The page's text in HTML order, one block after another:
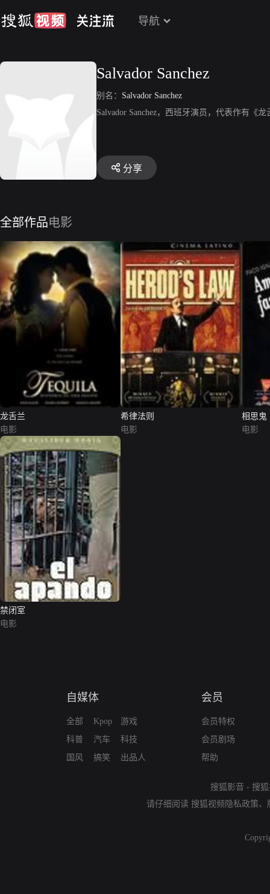
导航
Salvador Sanchez
别名： Salvador Sanchez
Salvador Sanchez，西班牙演员，代表作有《
分享
全部作品电影
龙舌兰
电影
希律法则
电影
相思鬼
电影
禁闭室
电影
自媒体
全部
科普
国风
Kpop
汽车
搞笑
游戏
科技
出品人
会员
会员特权
会员剧场
帮助
搜狐影音 - 搜
请仔细阅读 搜狐视频隐私政策、